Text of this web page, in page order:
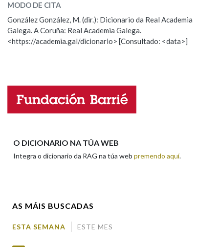
Nos exemplos
OUTRAS OPCIÓNS DE BUSCA
Pertence a
ESCOLLE UNHA OPCIÓN:
Observación Hai un erro na palabra
Propoño mellorar a definición
Nome
MODO DE CITA
González González, M. (dir.): Dicionario da Real Academia
Galega. A Coruña: Real Academia Galega.
<https://academia.gal/dicionario> [Consultado: <data>]
O DICIONARIO NA TÚA WEB
Integra o dicionario da RAG na túa web premendo aquí.
AS MÁIS BUSCADAS
ESTA SEMANA ESTE MES